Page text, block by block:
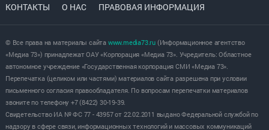
КОНТАКТЫ О НАС ПРАВОВАЯ ИНФОРМАЦИЯ
© Все права на материалы сайта www.media73.ru(Информационное агентство
«Медиа 73») принадлежат ОАУ «Корпорация «Медиа 73». Учредитель: Областное
автономное учреждение «Государственная корпорация СМИ «Медиа 73».
Перепечатка (целиком или частями) материалов сайта разрешена при условии
письменного согласия правообладателя. По вопросам перепечатки материалов
звоните по телефону +7 (8422) 30-19-39.
Свидетельство ИА № ФС 77 - 43957 от 22.02.2011 выдано Федеральной службой по
надзору в сфере связи, информационных технологий и массовых коммуникаций